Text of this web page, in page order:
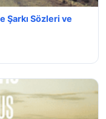
Şarkı Sözleri ve